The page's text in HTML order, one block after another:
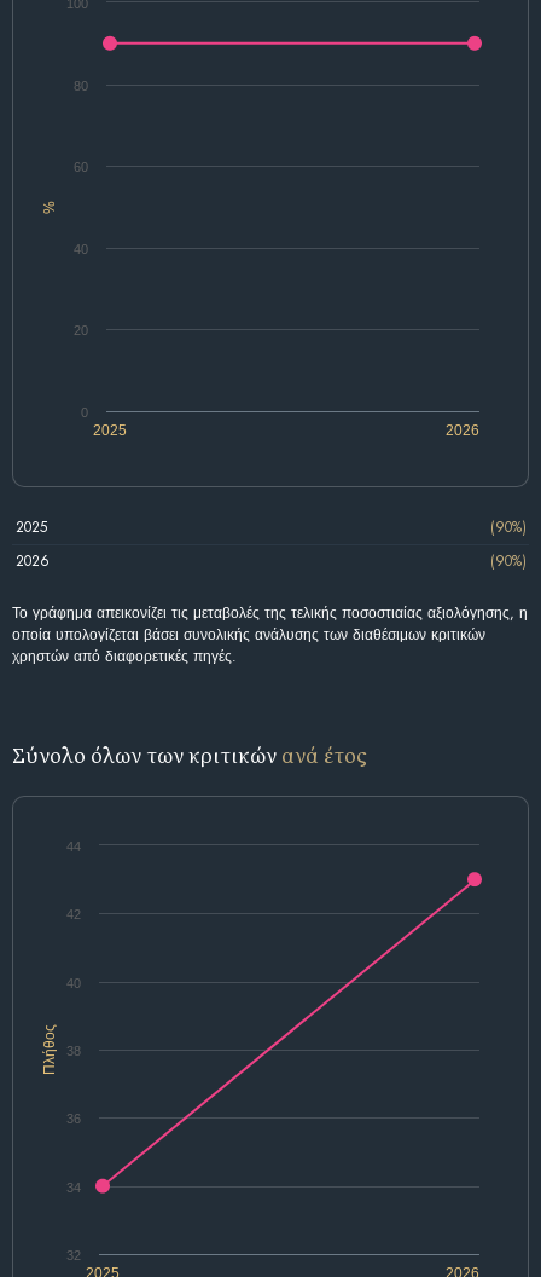
%
2025 2026
0
20
40
60
80
100
2025
(90%)
2026
(90%)
Το γράφημα απεικονίζει τις μεταβολές της τελικής ποσοστιαίας αξιολόγησης, η
οποία υπολογίζεται βάσει συνολικής ανάλυσης των διαθέσιμων κριτικών
χρηστών από διαφορετικές πηγές.
Σύνολο όλων των κριτικών ανά έτος
Πλήθος
2025 2026
32
34
36
38
40
42
44